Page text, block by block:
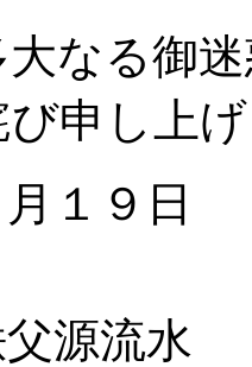
なる御
申し上
１９日
源流水